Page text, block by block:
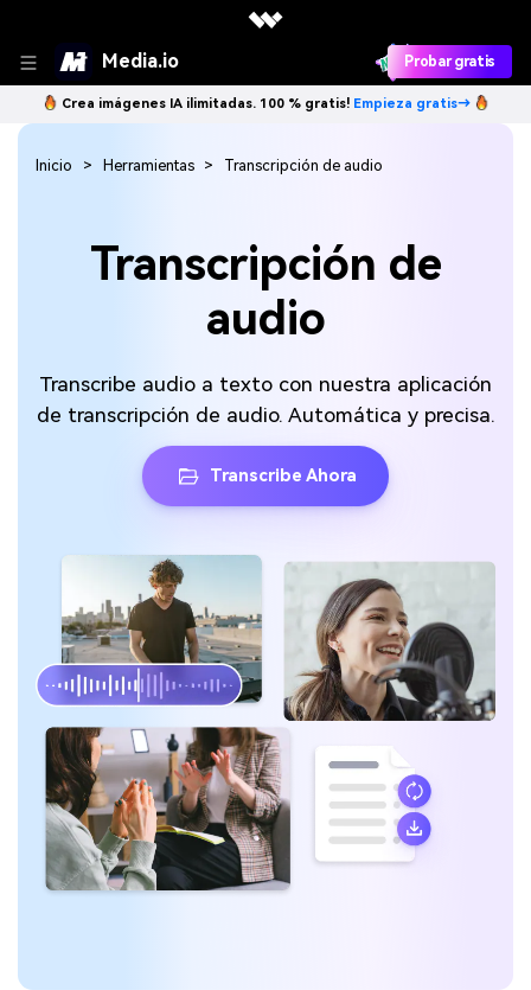
Media.io Probar gratis
Crea imágenes IA ilimitadas. 100 % gratis! Empieza gratis→
Transcripción de
audio
Transcribe audio a texto con nuestra aplicación
de transcripción de audio. Automática y precisa.
Transcribe Ahora
Inicio Herramientas Transcripción de audio